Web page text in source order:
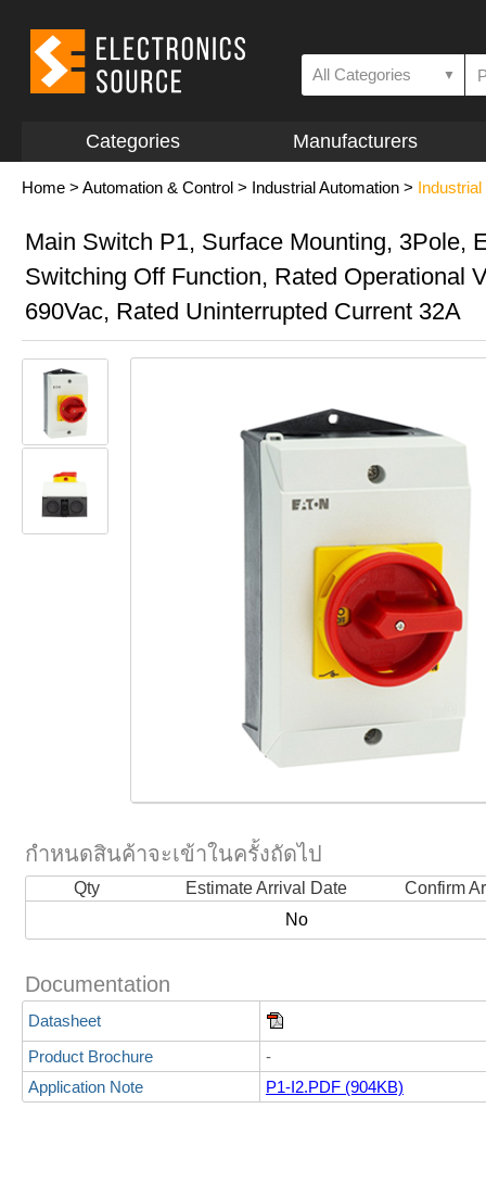
All Categories ▼
Categories Manufacturers
Home > Automation & Control > Industrial Automation >
Main Switch P1, Surface Mounting, 3Pole,
Switching Off Function, Rated Operational
690Vac, Rated Uninterrupted Current 32A
กำหนดสินค้าจะเข้าในครั้งถัดไป
Qty Estimate Arrival Date
Confirm
No
Documentation
Datasheet
Product Brochure
-
Application Note
P1-I2.PDF (904KB)